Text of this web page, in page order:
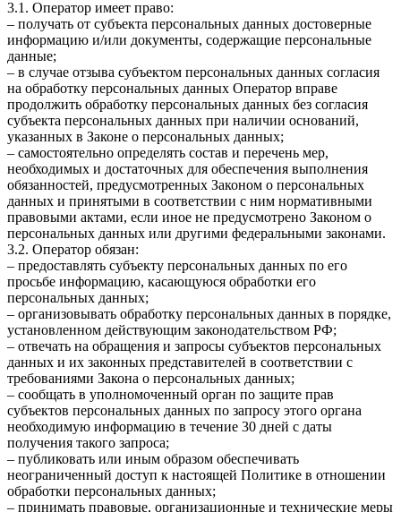
3.1. Оператор имеет право:
– получать от субъекта персональных данных достоверные
информацию и/или документы, содержащие персональные
данные;
– в случае отзыва субъектом персональных данных согласия
на обработку персональных данных Оператор вправе
продолжить обработку персональных данных без согласия
субъекта персональных данных при наличии оснований,
указанных в Законе о персональных данных;
– самостоятельно определять состав и перечень мер,
необходимых и достаточных для обеспечения выполнения
обязанностей, предусмотренных Законом о персональных
данных и принятыми в соответствии с ним нормативными
правовыми актами, если иное не предусмотрено Законом о
персональных данных или другими федеральными законами.
3.2. Оператор обязан:
– предоставлять субъекту персональных данных по его
просьбе информацию, касающуюся обработки его
персональных данных;
– организовывать обработку персональных данных в порядке,
установленном действующим законодательством РФ;
– отвечать на обращения и запросы субъектов персональных
данных и их законных представителей в соответствии с
требованиями Закона о персональных данных;
– сообщать в уполномоченный орган по защите прав
субъектов персональных данных по запросу этого органа
необходимую информацию в течение 30 дней с даты
получения такого запроса;
– публиковать или иным образом обеспечивать
неограниченный доступ к настоящей Политике в отношении
обработки персональных данных;
– принимать правовые, организационные и технические меры